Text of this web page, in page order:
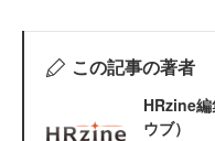
この記事の著者
HRzine
ウブ）